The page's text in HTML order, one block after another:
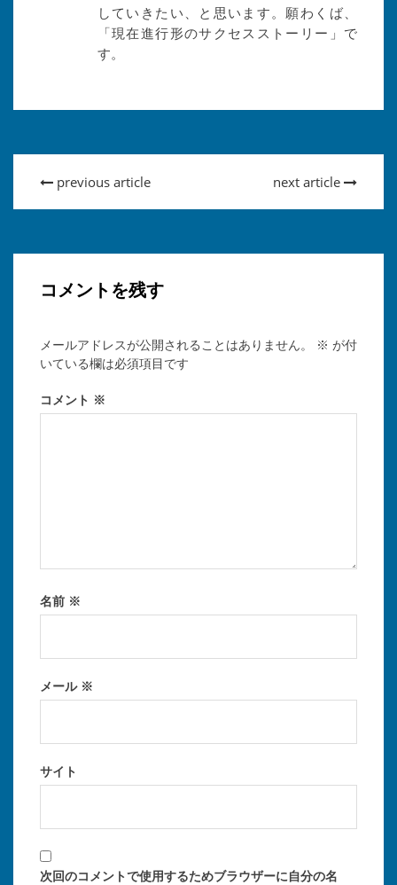
していきたい、と思います。願わくば、
「現在進行形のサクセスストーリー」で
す。
previous article next article
コメントを残す
メールアドレスが公開されることはありません。 ※ が付
いている欄は必須項目です
コメント ※
名前 ※
メール ※
サイト
次回のコメントで使用するためブラウザーに自分の名